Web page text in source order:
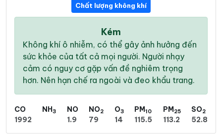
Chất lượng không khí
Kém
Không khí ô nhiễm, có thể gây ảnh hưởng đến
sức khỏe của tất cả mọi người. Người nhạy
cảm có nguy cơ gặp vấn đề nghiêm trọng
hơn. Nên hạn chế ra ngoài và đeo khẩu trang.
CO
1992
NH3
NO
1.9
NO2
79
O3
14
PM10
115.5
PM25
113.2
SO2
52.8